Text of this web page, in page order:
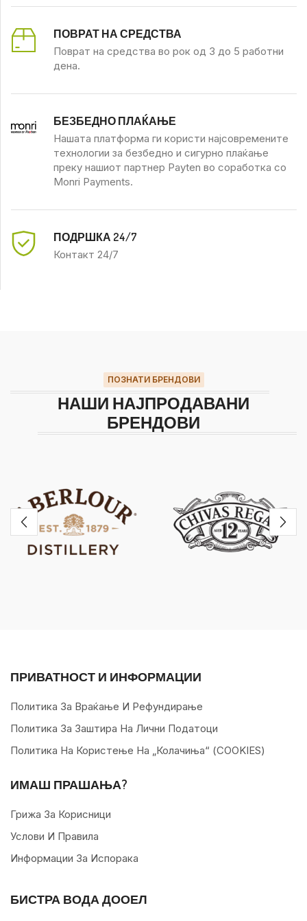
ПОВРАТ НА СРЕДСТВА
Поврат на средства во рок од 3 до 5 работни
дена.
БЕЗБЕДНО ПЛАЌАЊЕ
Нашата платформа ги користи најсовремените
технологии за безбедно и сигурно плаќање
преку нашиот партнер Payten во соработка со
Monri Payments.
ПОДРШКА 24/7
Контакт 24/7
ПОЗНАТИ БРЕНДОВИ
НАШИ НАЈПРОДАВАНИ
БРЕНДОВИ
ПРИВАТНОСТ И ИНФОРМАЦИИ
Политика За Враќање И Рефундирање
Политика За Заштира На Лични Податоци
Политика На Користење На „колачиња“ (COOKIES)
ИМАШ ПРАШАЊА?
Грижа За Корисници
Услови И Правила
Информации За Испорака
БИСТРА ВОДА ДООЕЛ